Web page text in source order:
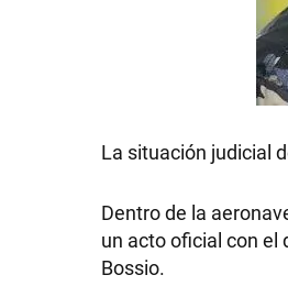
La situación judicial
Dentro de la
un acto oficial con el
Bossio.